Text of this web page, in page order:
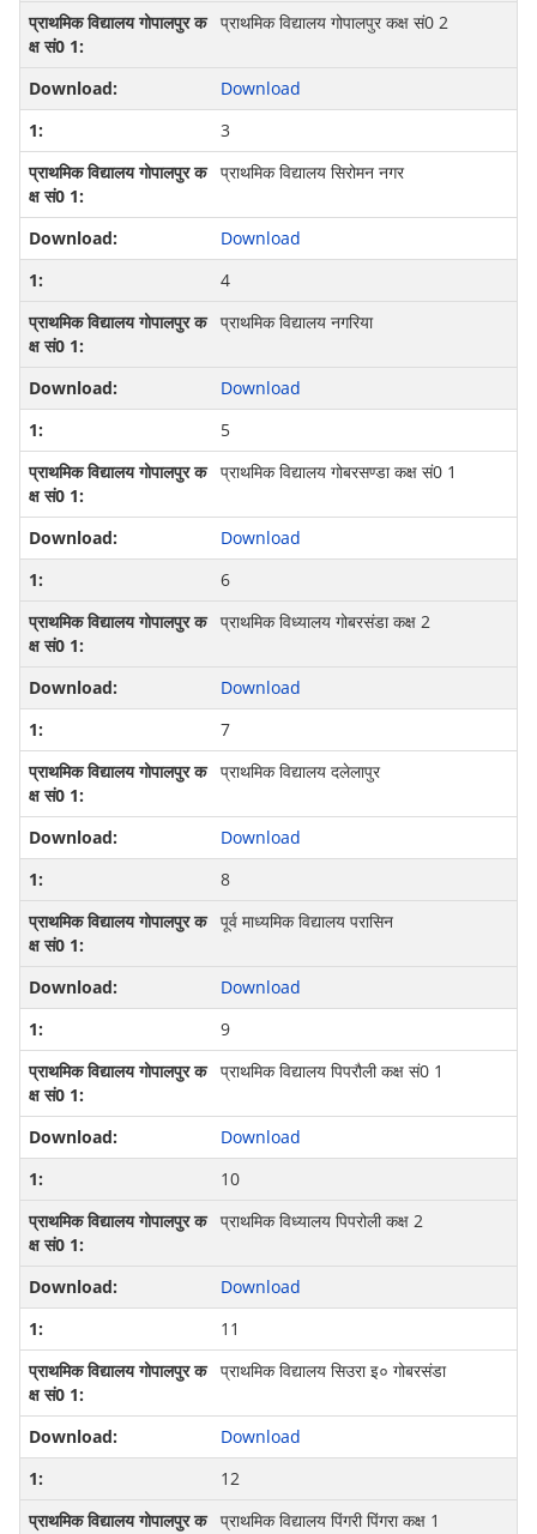
प्राथमिक विद्यालय गोपालपुर कक्ष सं0 2
Download
3
प्राथमिक विद्यालय सिरोमन नगर
Download
4
प्राथमिक विद्यालय नगरिया
Download
5
प्राथमिक विद्यालय गोबरसण्डा कक्ष सं0 1
Download
6
प्राथमिक विध्यालय गोबरसंडा कक्ष 2
Download
7
प्राथमिक विद्यालय दलेलापुर
Download
8
पूर्व माध्यमिक विद्यालय परासिन
Download
9
प्राथमिक विद्यालय पिपरौली कक्ष सं0 1
Download
10
प्राथमिक विध्यालय पिपरोली कक्ष 2
Download
11
प्राथमिक विद्यालय सिउरा इ० गोबरसंडा
Download
12
प्राथमिक विद्यालय पिंगरी पिंगरा कक्ष 1